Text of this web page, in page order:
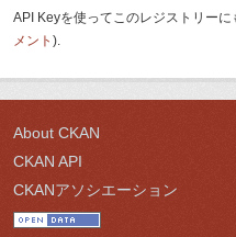
API Keyを使ってこのレジストリー
メント ).
About CKAN
CKAN API
CKANアソシエーション